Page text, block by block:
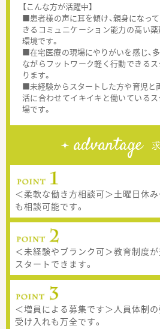
【こんな方が活躍中】
■患者様の声に耳を傾け、親身になっ
きるコミュニケーション能力の高い
環境です。
■在宅医療の現場にやりがいを感じ、
ながらフットワーク軽く行動できる
ります。
■未経験からスタートした方や育児と
活に合わせてイキイキと働いている
場です。
advantage
＜柔軟な働き方相談可＞土曜日休
も相談可能です。
＜未経験やブランク可＞教育制度
スタートできます。
＜増員による募集です＞人員体制
受け入れも万全です。